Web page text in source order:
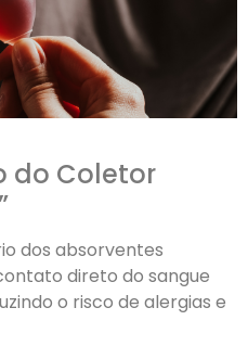
do Coletor
dos absorventes
direto do sangue
o risco de alergias e